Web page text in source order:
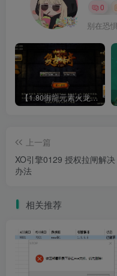
0
别在恐
【1.80御龍元素火龙[摸摸登陆器]】战神引擎WIN服务端+GM工具+充值后台+双端+架设教程
上一篇
XO引擎0129 授权拉闸解决
办法
相关推荐